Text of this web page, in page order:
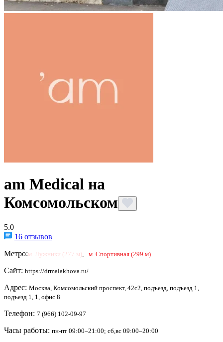
am Medical на
Комсомольском
5.0
16 отзывов
Метро:м. Лужники (277 м) м. Спортивная(299 м)
Сайт: https://drmalakhova.ru/
Адрес: Москва, Комсомольский проспект, 42с2, подъезд, подъезд 1,
подъезд 1, 1, офис 8
Телефон: 7 (966) 102-09-97
Часы работы: пн-пт 09:00–21:00; сб,вс 09:00–20:00